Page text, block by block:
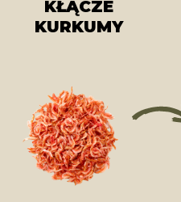
KŁĄCZE
KURKUMY